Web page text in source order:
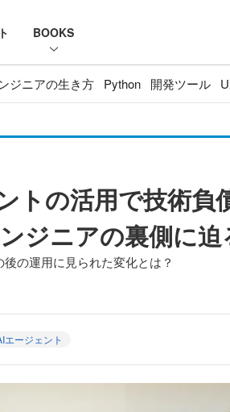
BOOKS
ジニアの生き方 Python 開発ツール
の活用で技術負
ジニアの裏側に迫
の運用に見られた変化とは？
エージェント